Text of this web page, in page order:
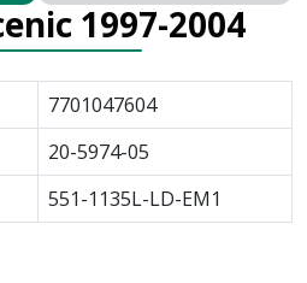
1997-2004
7701047604
20-5974-05
551-1135L-LD-EM1